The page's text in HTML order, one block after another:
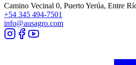
Camino Vecinal 0, Puerto Yerúa, Entre
+54 345 494-7501
info@ausagro.com